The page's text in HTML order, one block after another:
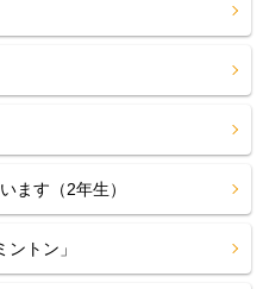
ます（2年生）
ントン」